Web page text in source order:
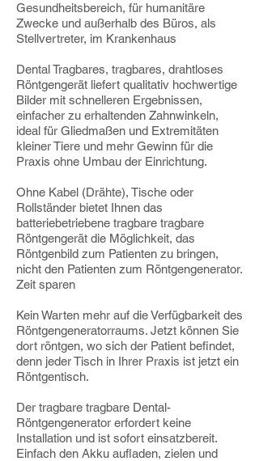
Gesundheitsbereich, für humanitäre
Zwecke und außerhalb des Büros, als
Stellvertreter, im Krankenhaus
Dental Tragbares, tragbares, drahtloses
Röntgengerät liefert qualitativ hochwertige
Bilder mit schnelleren Ergebnissen,
einfacher zu erhaltenden Zahnwinkeln,
ideal für Gliedmaßen und Extremitäten
kleiner Tiere und mehr Gewinn für die
Praxis ohne Umbau der Einrichtung.
Ohne Kabel (Drähte), Tische oder
Rollständer bietet Ihnen das
batteriebetriebene tragbare tragbare
Röntgengerät die Möglichkeit, das
Röntgenbild zum Patienten zu bringen,
nicht den Patienten zum Röntgengenerator.
Zeit sparen
Kein Warten mehr auf die Verfügbarkeit des
Röntgengeneratorraums. Jetzt können Sie
dort röntgen, wo sich der Patient befindet,
denn jeder Tisch in Ihrer Praxis ist jetzt ein
Röntgentisch.
Der tragbare tragbare Dental-
Röntgengenerator erfordert keine
Installation und ist sofort einsatzbereit.
Einfach den Akku aufladen, zielen und